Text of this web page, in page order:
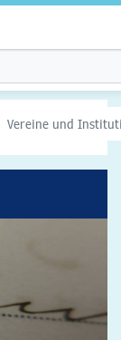
Vereine und